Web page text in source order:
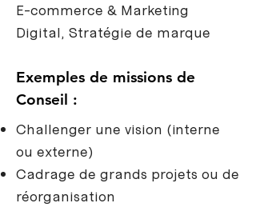
E-commerce & Marketing
Digital, Stratégie de marque
Exemples de missions de
Conseil :
Challenger une vision (interne
ou externe)
Cadrage de grands projets ou de
réorganisation